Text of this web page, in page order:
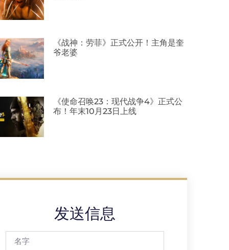
《战神：劳菲》正式公开！主角是奎
爷老婆
《使命召唤23：现代战争4》正式公
布！年末10月23日上线
发送信息